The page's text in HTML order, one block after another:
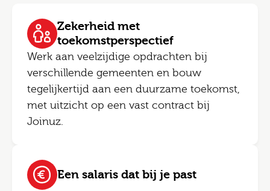
Zekerheid met
toekomstperspectief
Werk aan veelzijdige opdrachten bij
verschillende gemeenten en bouw
tegelijkertijd aan een duurzame toekomst,
met uitzicht op een vast contract bij
Joinuz.
Een salaris dat bij je past